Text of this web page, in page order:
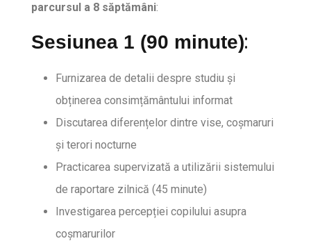
parcursul a 8 săptămâni:
Sesiunea 1 (90 minute):
Furnizarea de detalii despre studiu și
obținerea consimțământului informat
Discutarea diferențelor dintre vise, coșmaruri
și terori nocturne
Practicarea supervizată a utilizării sistemului
de raportare zilnică (45 minute)
Investigarea percepției copilului asupra
coșmarurilor